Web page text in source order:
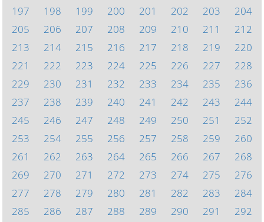
197
198 199 200 201 202 203
204
205
206 207 208 209 210 211
212
213
214 215 216 217 218 219
220
221
222 223 224 225 226 227
228
229
230 231 232 233 234 235
236
237
238 239 240 241 242 243
244
245
246 247 248 249 250 251
252
253
254 255 256 257 258 259
260
261
262 263 264 265 266 267
268
269
270 271 272 273 274 275
276
277
278 279 280 281 282 283
284
285
286 287 288 289 290 291
292